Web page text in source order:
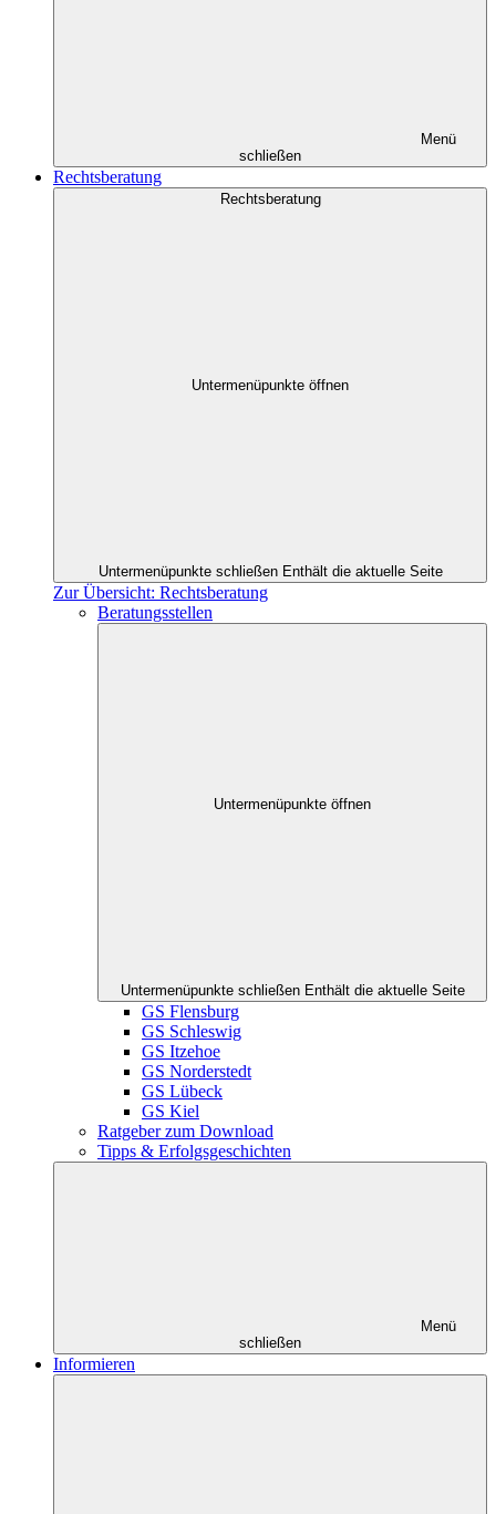
Menü
schließen
Rechtsberatung
Rechtsberatung
Untermenüpunkte öffnen
Untermenüpunkte schließen Enthält die aktuelle Seite
Zur Übersicht: Rechtsberatung
Beratungsstellen
Untermenüpunkte öffnen
Untermenüpunkte schließen Enthält die aktuelle Seite
GS Flensburg
GS Schleswig
GS Itzehoe
GS Norderstedt
GS Lübeck
GS Kiel
Ratgeber zum Download
Tipps & Erfolgsgeschichten
Menü
schließen
Informieren